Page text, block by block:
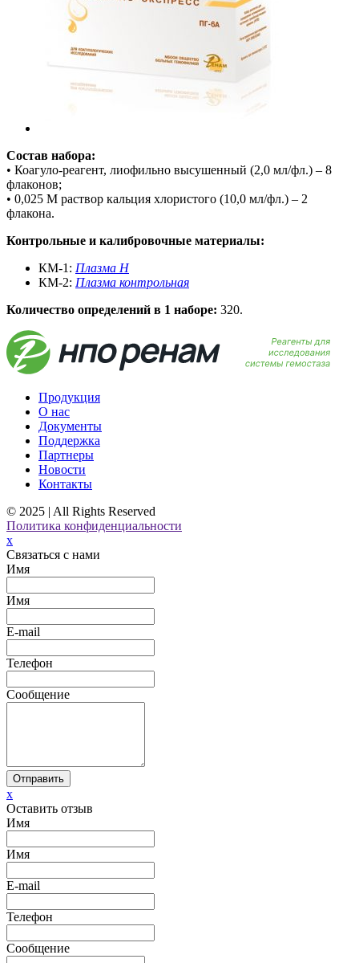
Состав набора:
• Коагуло-реагент, лиофильно высушенный (2,0 мл/фл.) – 8
флаконов;
• 0,025 М раствор кальция хлористого (10,0 мл/фл.) – 2
флакона.
Контрольные и калибровочные материалы:
КМ-1: Плазма Н
КМ-2: Плазма контрольная
Количество определений в 1 наборе: 320.
Продукция
О нас
Документы
Поддержка
Партнеры
Новости
Контакты
© 2025 | All Rights Reserved
Политика конфиденциальности
x
Связаться с нами
Имя
Имя
E-mail
Телефон
Сообщение
Отправить
x
Оставить отзыв
Имя
Имя
E-mail
Телефон
Сообщение